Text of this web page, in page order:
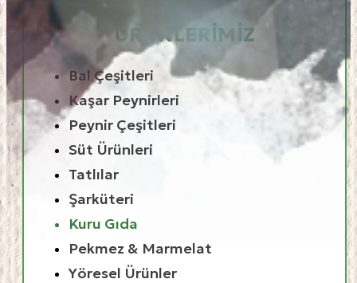
ÜRÜNLERIMIZ
Bal Çeşitleri
Kaşar Peynirleri
Peynir Çeşitleri
Süt Ürünleri
Tatlılar
Şarküteri
Kuru Gıda
Pekmez & Marmelat
Yöresel Ürünler